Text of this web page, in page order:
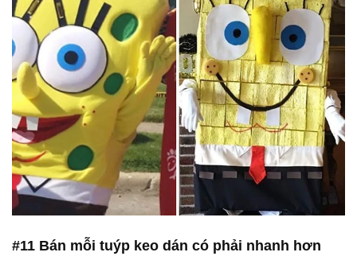
#11 Bán mỗi tuýp keo dán có phải nhanh hơn